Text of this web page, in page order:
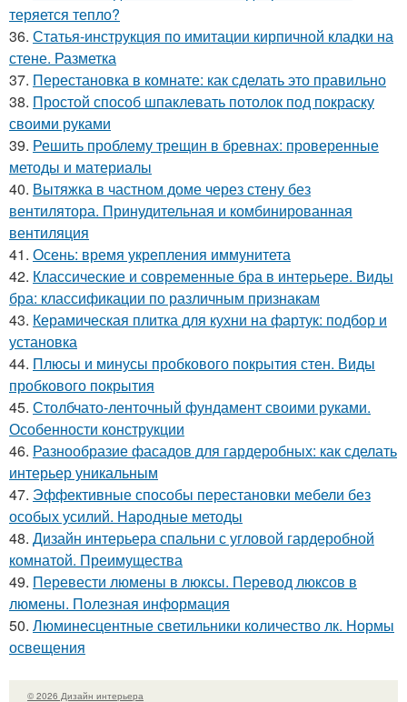
теряется тепло?
36. Статья-инструкция по имитации кирпичной кладки на
стене. Разметка
37. Перестановка в комнате: как сделать это правильно
38. Простой способ шпаклевать потолок под покраску
своими руками
39. Решить проблему трещин в бревнах: проверенные
методы и материалы
40. Вытяжка в частном доме через стену без
вентилятора. Принудительная и комбинированная
вентиляция
41. Осень: время укрепления иммунитета
42. Классические и современные бра в интерьере. Виды
бра: классификации по различным признакам
43. Керамическая плитка для кухни на фартук: подбор и
установка
44. Плюсы и минусы пробкового покрытия стен. Виды
пробкового покрытия
45. Столбчато-ленточный фундамент своими руками.
Особенности конструкции
46. Разнообразие фасадов для гардеробных: как сделать
интерьер уникальным
47. Эффективные способы перестановки мебели без
особых усилий. Народные методы
48. Дизайн интерьера спальни с угловой гардеробной
комнатой. Преимущества
49. Перевести люмены в люксы. Перевод люксов в
люмены. Полезная информация
50. Люминесцентные светильники количество лк. Нормы
освещения
© 2026 Дизайн интерьера